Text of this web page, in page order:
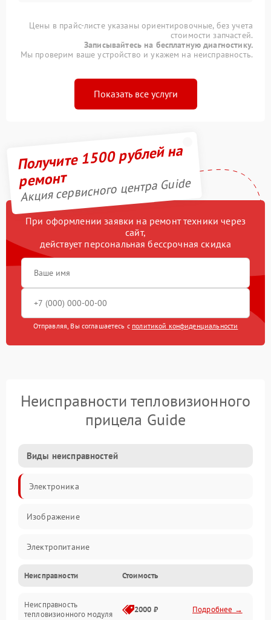
Цены в прайс-листе указаны ориентировочные, без учета
стоимости запчастей.
Записывайтесь на бесплатную диагностику.
Мы проверим ваше устройство и укажем на неисправность.
Показать все услуги
Получите 1500 рублей на
ремонт
Акция сервисного центра Guide
При оформлении заявки на ремонт техники через
сайт,
действует персональная бессрочная скидка
Отправляя, Вы соглашаетесь с политикой конфиденциальности
Неисправности тепловизионного
прицела Guide
Виды неисправностей
Электроника
Изображение
Электропитание
Измерения
Матрица
Неисправности Стоимость
Неисправность
тепловизионного модуля
2000 ₽ Подробнее →